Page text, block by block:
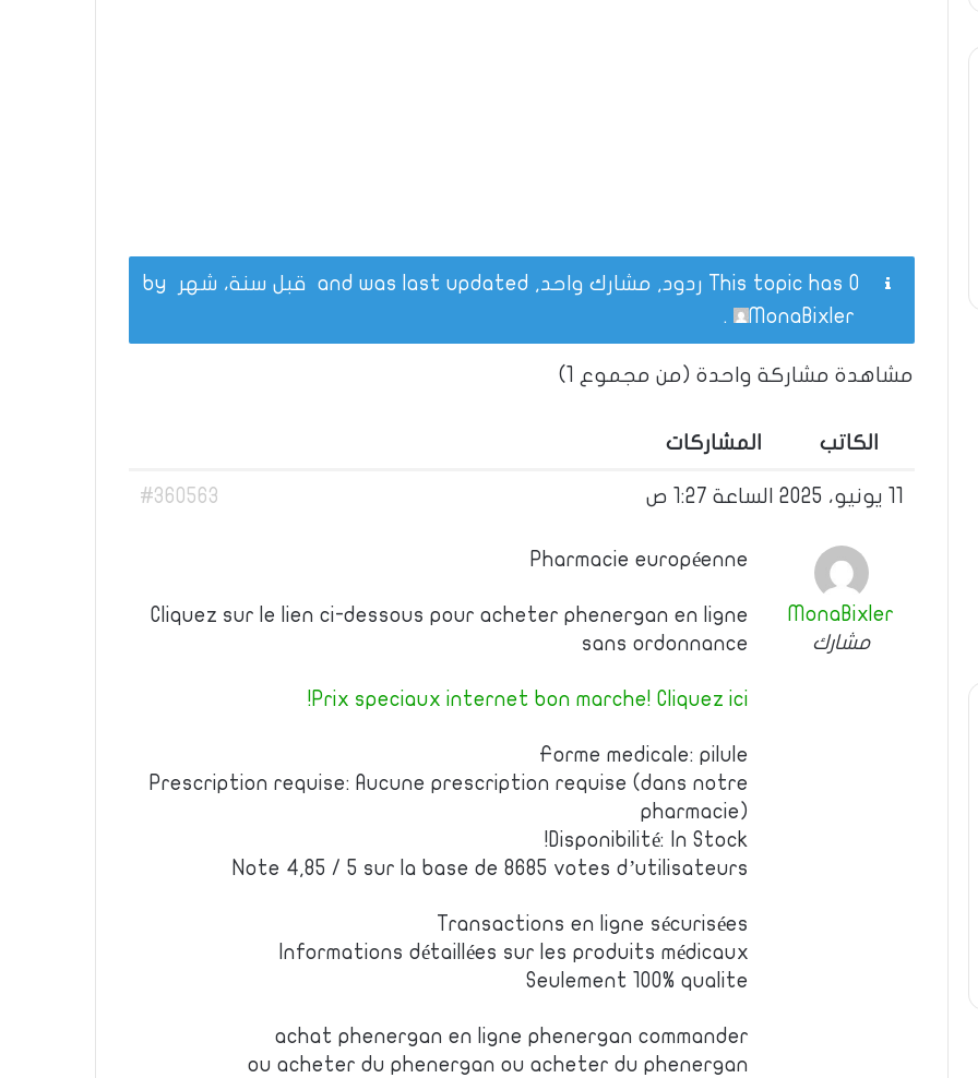
This topic has 0 ردود, مشارك واحد, and was last updated قبل سنة، شهر
MonaBixler
.
مشاهدة مشاركة واحدة (من مجموع 1)
الكاتب المشاركات
#360563
MonaBixler
مشارك
Pharmacie européenne
Cliquez sur le lien ci-dessous pour acheter phenergan en ligne
sans ordonnance
Prix speciaux internet bon marche! Cliquez ici!
Forme medicale: pilule
Prescription requise: Aucune prescription requise (dans notre
pharmacie)
Disponibilité: In Stock!
Note 4,85 / 5 sur la base de 8685 votes d’utilisateurs
Transactions en ligne sécurisées
Informations détaillées sur les produits médicaux
Seulement 100% qualite
achat phenergan en ligne phenergan commander
ou acheter du phenergan ou acheter du phenergan